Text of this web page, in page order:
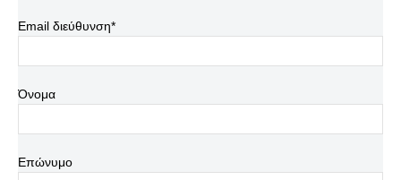
Email διεύθυνση*
Όνομα
Επώνυμο